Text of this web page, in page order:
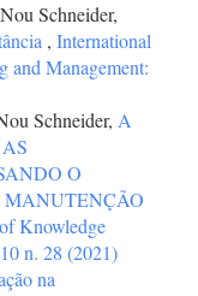
Schneider,
, International
and Management:
Schneider, A
O
Knowledge
n. 28 (2021)
na